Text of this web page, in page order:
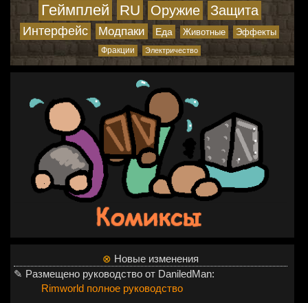
Геймплей
RU Оружие Защита
Интерфейс Модпаки Еда Животные Эффекты
Фракции Электричество
⊗ Новые изменения
✎ Размещено руководство от DaniledMan:
Rimworld полное руководство